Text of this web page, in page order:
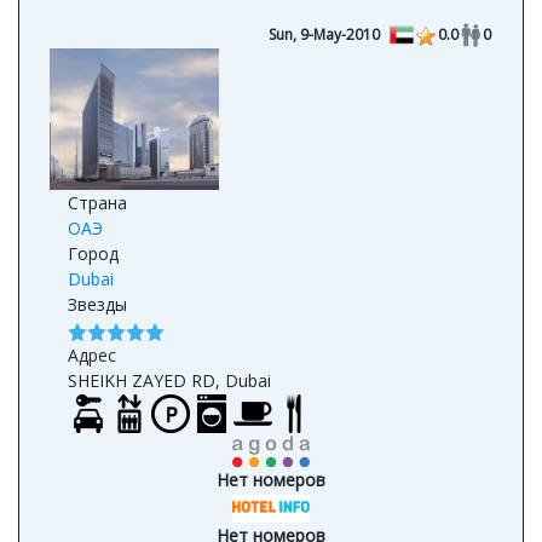
Sun, 9-May-2010 0.0 0
Страна
ОАЭ
Город
Dubai
Звезды
Адрес
SHEIKH ZAYED RD, Dubai
Нет номеров
Нет номеров